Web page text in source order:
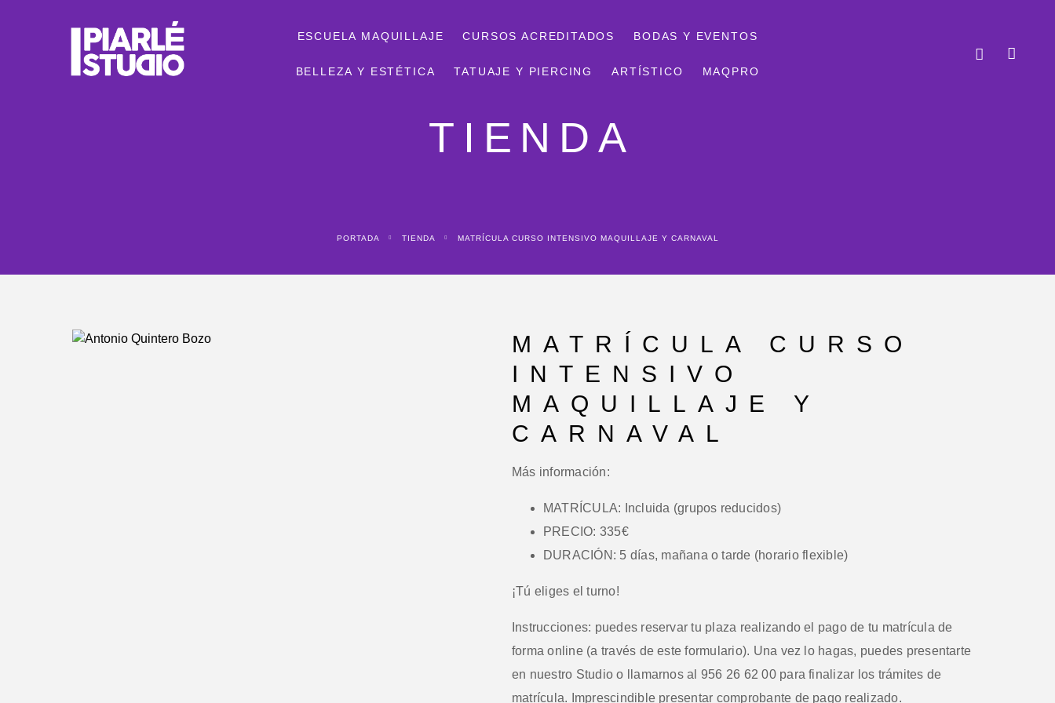
ESCUELA MAQUILLAJE CURSOS ACREDITADOS BODAS Y EVENTOS
BELLEZA Y ESTÉTICA TATUAJE Y PIERCING ARTÍSTICO MAQPRO
TIENDA
PORTADA TIENDA MATRÍCULA CURSO INTENSIVO MAQUILLAJE Y CARNAVAL
MATRÍCULA CURSO
INTENSIVO
MAQUILLAJE Y
CARNAVAL
Más información:
MATRÍCULA: Incluida (grupos reducidos)
PRECIO: 335€
DURACIÓN: 5 días, mañana o tarde (horario flexible)
¡Tú eliges el turno!
Instrucciones: puedes reservar tu plaza realizando el pago de tu matrícula de
forma online (a través de este formulario). Una vez lo hagas, puedes presentarte
en nuestro Studio o llamarnos al 956 26 62 00 para finalizar los trámites de
matrícula. Imprescindible presentar comprobante de pago realizado.